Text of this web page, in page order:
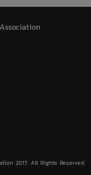
2017. All Rights Reserved.